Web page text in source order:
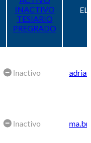
INACTIVO
TESIARIO
PREGRADO
Inactivo
Inactivo